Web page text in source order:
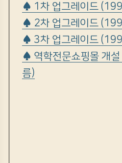
♠ 1차 업그레이드
♠ 2차 업그레이드
♠ 3차 업그레이드
♠ 역학전문쇼핑몰 개
름)